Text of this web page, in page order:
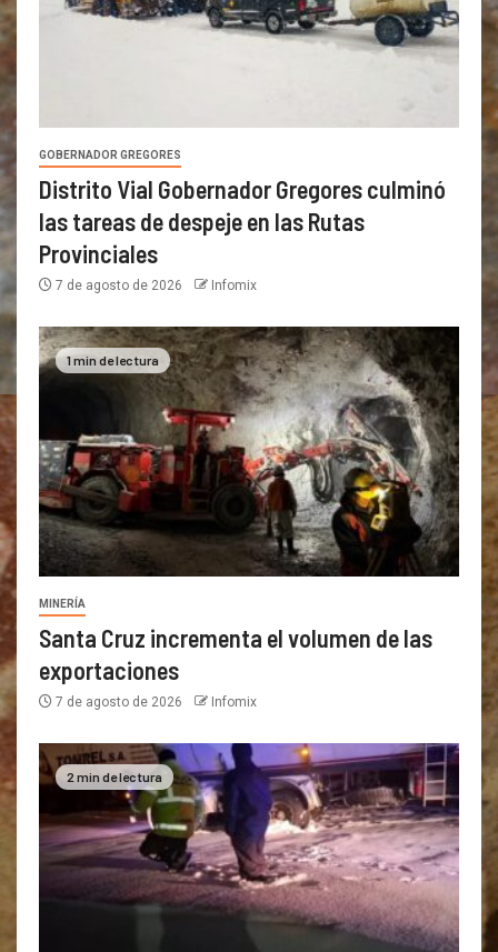
GOBERNADOR GREGORES
Distrito Vial Gobernador Gregores culminó
las tareas de despeje en las Rutas
Provinciales
7 de agosto de 2026 Infomix
1 min de lectura
MINERÍA
Santa Cruz incrementa el volumen de las
exportaciones
7 de agosto de 2026 Infomix
2 min de lectura